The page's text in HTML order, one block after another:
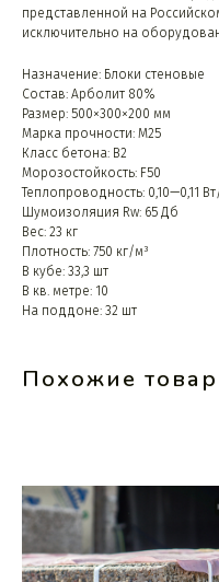
представленной на
исключительно на
Назначение: Блоки стеновые
Состав: Арболит 80%
Размер: 500×300×200 мм
Марка прочности: М25
Класс бетона: B2
Морозостойкость: F50
Теплопроводность: 0,10—0,11
Шумоизоляция Rw: 65 Дб
Вес: 23 кг
Плотность: 750 кг/м³
В кубе: 33,3 шт
В кв. метре: 10
На поддоне: 32 шт
Похожие